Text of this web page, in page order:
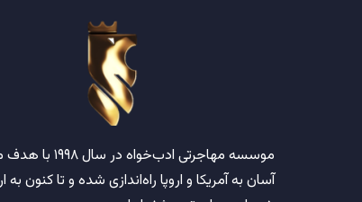
موسسه مهاجرتی ادب‌خواه در سال
با هدف
آسان به آمریکا و اروپا راه‌اندازی شده و تا کنون به